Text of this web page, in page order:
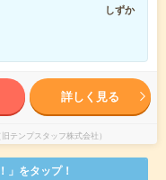
しずか
詳しく見る
テンプスタッフ株式会社）
をタップ！